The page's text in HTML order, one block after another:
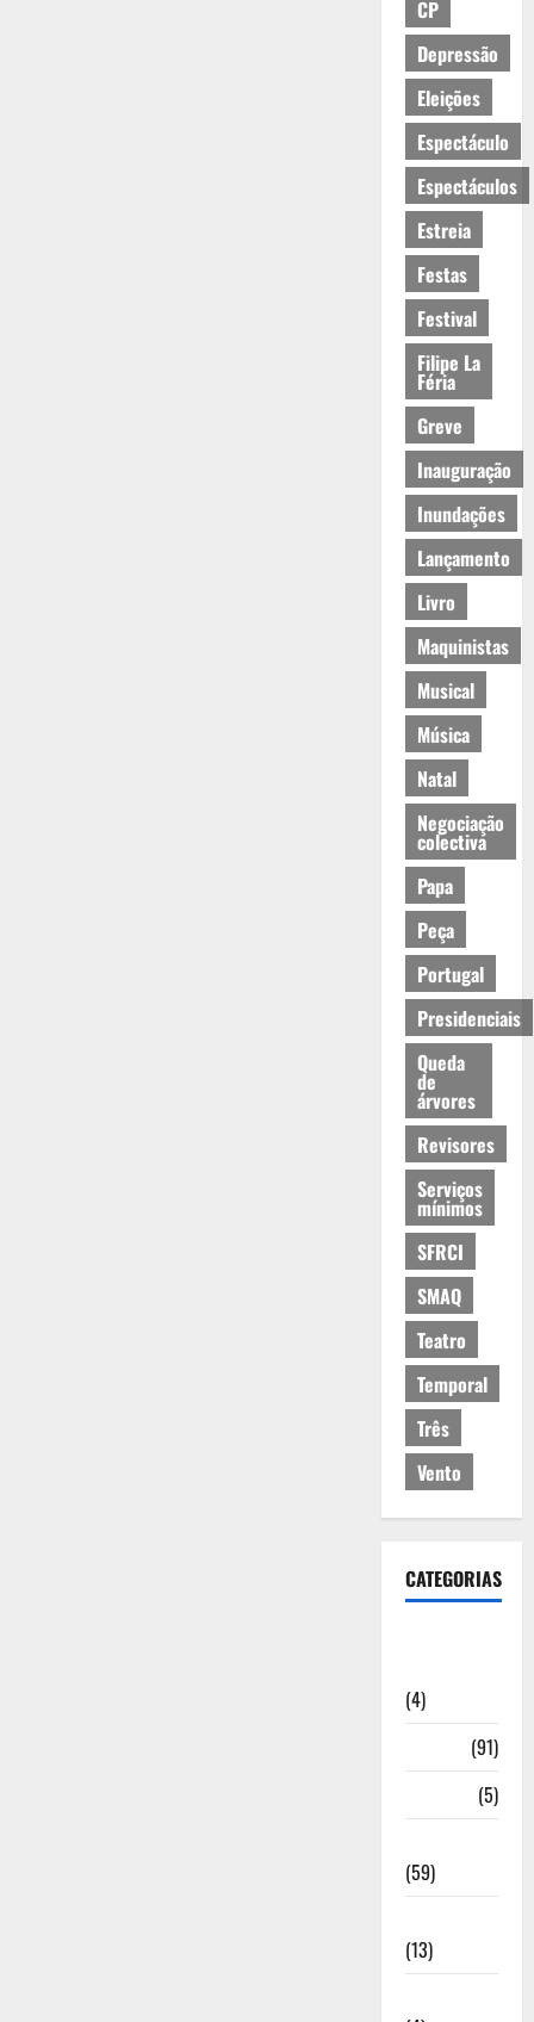
CP
Depressão
Eleições
Espectáculo
Espectáculos
Estreia
Festas
Festival
Filipe La
Féria
Greve
Inauguração
Inundações
Lançamento
Livro
Maquinistas
Musical
Música
Natal
Negociação
colectiva
Papa
Peça
Portugal
Presidenciais
Queda
de
árvores
Revisores
Serviços
mínimos
SFRCI
SMAQ
Teatro
Temporal
Três
Vento
CATEGORIAS
(4)
(91)
(5)
(59)
(13)